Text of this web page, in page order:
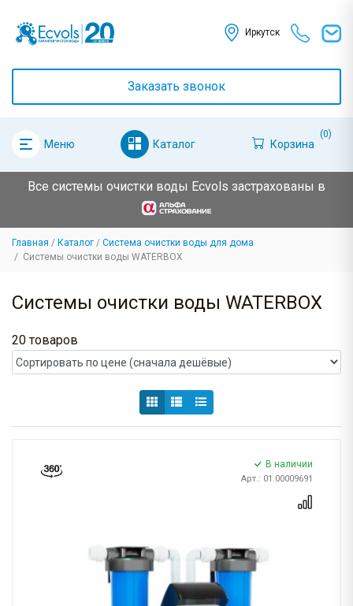
Иркутск
Заказать звонок
Меню Каталог Корзина
(0)
Все системы очистки воды Ecvols застрахованы в
Главная Каталог
Система очистки воды для дома
Системы очистки воды WATERBOX
Системы очистки воды WATERBOX
20 товаров
В наличии
Арт.: 01.00009691